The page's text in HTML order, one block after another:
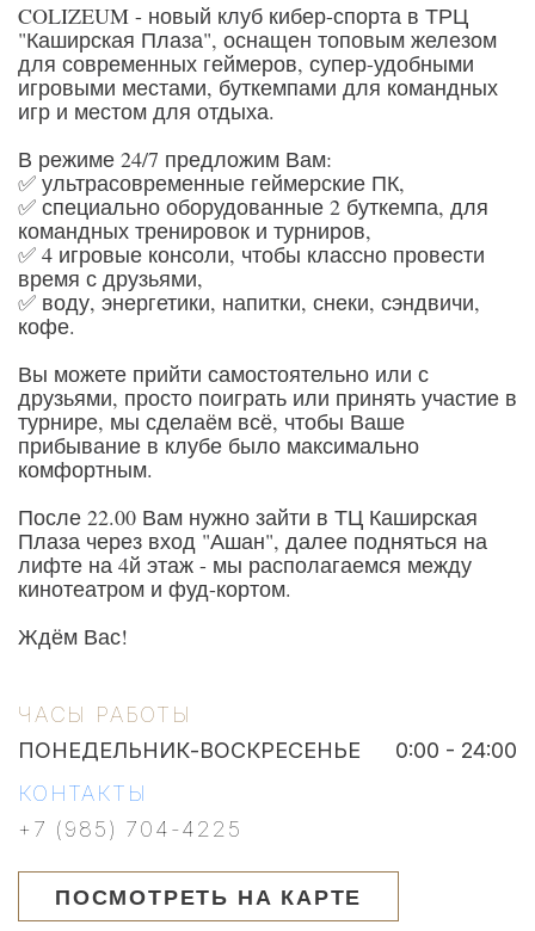
COLIZEUM - новый клуб кибер-спорта в ТРЦ
"Каширская Плаза", оснащен топовым железом
для современных геймеров, супер-удобными
игровыми местами, буткемпами для командных
игр и местом для отдыха.
В режиме 24/7 предложим Вам:
✅ ультрасовременные геймерские ПК,
✅ специально оборудованные 2 буткемпа, для
командных тренировок и турниров,
✅ 4 игровые консоли, чтобы классно провести
время с друзьями,
✅ воду, энергетики, напитки, снеки, сэндвичи,
кофе.
Вы можете прийти самостоятельно или с
друзьями, просто поиграть или принять участие в
турнире, мы сделаём всё, чтобы Ваше
прибывание в клубе было максимально
комфортным.
После 22.00 Вам нужно зайти в ТЦ Каширская
Плаза через вход "Ашан", далее подняться на
лифте на 4й этаж - мы располагаемся между
кинотеатром и фуд-кортом.
Ждём Вас!
ЧАСЫ РАБОТЫ
ПОНЕДЕЛЬНИК-ВОСКРЕСЕНЬЕ
0:00 - 24:00
КОНТАКТЫ
+7 (985) 704-4225
ПОСМОТРЕТЬ НА КАРТЕ